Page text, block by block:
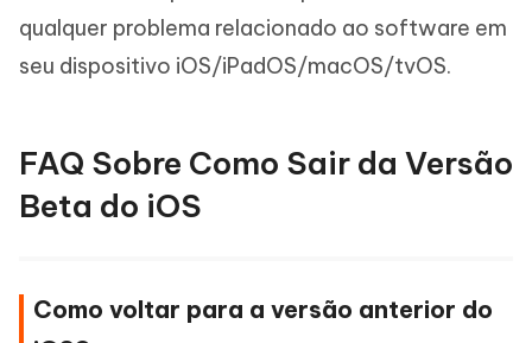
qualquer problema relacionado ao software em
seu dispositivo iOS/iPadOS/macOS/tvOS.
FAQ Sobre Como Sair da Versão
Beta do iOS
Como voltar para a versão anterior do